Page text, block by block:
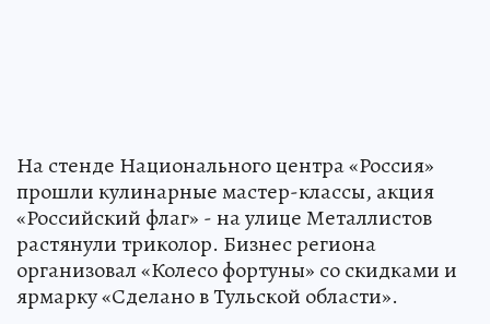
На стенде Национального центра «Россия»
прошли кулинарные мастер-классы, акция
«Российский флаг» - на улице Металлистов
растянули триколор. Бизнес региона
организовал «Колесо фортуны» со скидками и
ярмарку «Сделано в Тульской области».